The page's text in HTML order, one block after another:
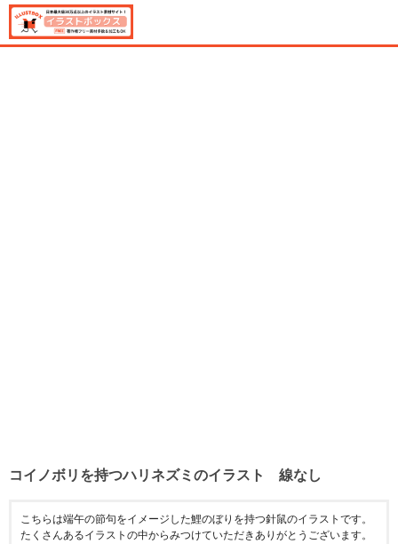
コイノボリを持つハリネズミのイラスト 線なし
こちらは端午の節句をイメージした鯉のぼりを持つ針鼠のイラストです。
たくさんあるイラストの中からみつけていただきありがとうございます。